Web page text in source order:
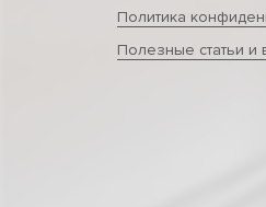
Политика
Полезные статьи и